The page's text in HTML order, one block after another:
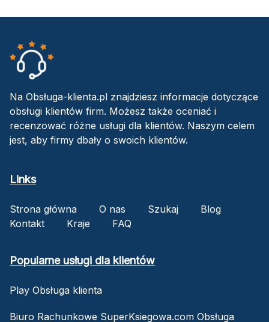
Na Obsługa-klienta.pl znajdziesz informacje dotyczące
obsługi klientów firm. Możesz także oceniać i
recenzować różne usługi dla klientów. Naszym celem
jest, aby firmy dbały o swoich klientów.
Links
Strona główna O nas Szukaj
Blog
Kontakt
Kraje FAQ
Popularne usługi dla klientów
Play Obsługa klienta
Biuro Rachunkowe SuperKsiegowa.com Obsługa